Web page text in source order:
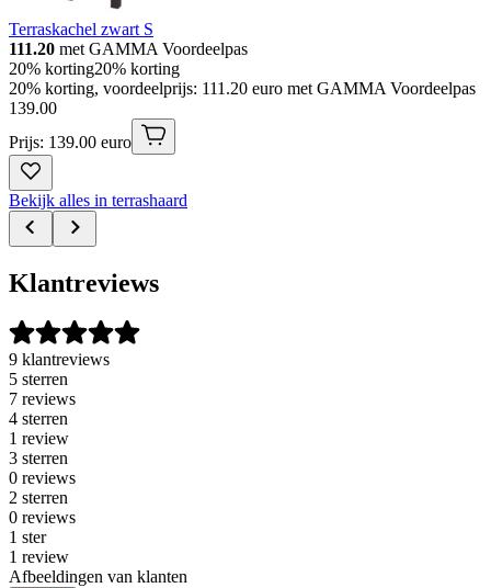
Terraskachel zwart S
111.20 met GAMMA Voordeelpas
20% korting20% korting
20% korting, voordeelprijs: 111.20 euro met GAMMA Voordeelpas
139.00
Prijs: 139.00 euro
Bekijk alles in terrashaard
Klantreviews
9 klantreviews
5 sterren
7 reviews
4 sterren
1 review
3 sterren
0 reviews
2 sterren
0 reviews
1 ster
1 review
Afbeeldingen van klanten